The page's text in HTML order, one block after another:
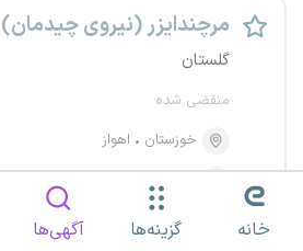
مرچندایزر (نیروی چیدمان)
گلستان
منقضی شده
خوزستان
اهواز
تمام وقت
خانه گزینه‌ها آگهی‌ها